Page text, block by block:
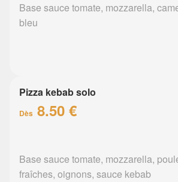
Base sauce tomate, mozzarella,
bleu
Pizza kebab solo
Dès 8.50 €
Base sauce tomate, mozzarella,
fraîches, oignons, sauce kebab